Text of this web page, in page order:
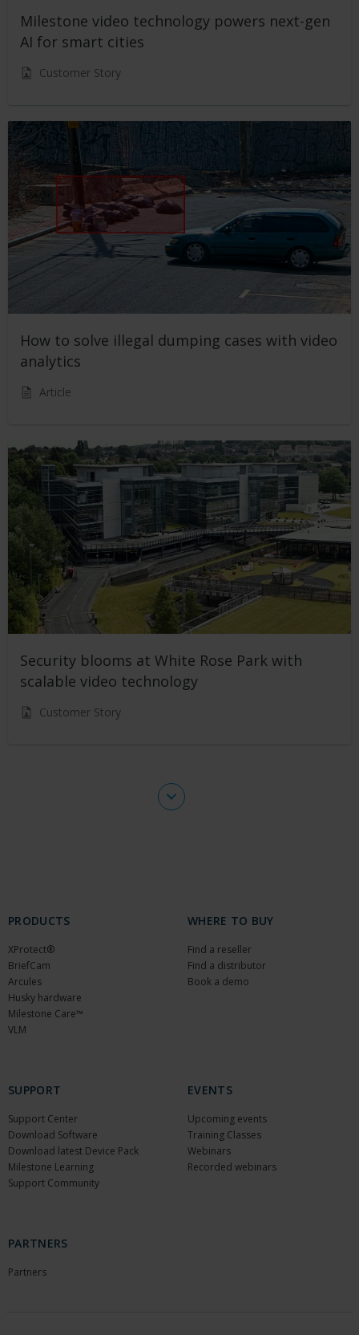
Milestone video technology powers next-gen
AI for smart cities
Customer Story
How to solve illegal dumping cases with video
analytics
Article
Security blooms at White Rose Park with
scalable video technology
Customer Story
PRODUCTS
XProtect®
BriefCam
Arcules
Husky hardware
Milestone Care™
VLM
WHERE TO BUY
Find a reseller
Find a distributor
Book a demo
SUPPORT
Support Center
Download Software
Download latest Device Pack
Milestone Learning
Support Community
EVENTS
Upcoming events
Training Classes
Webinars
Recorded webinars
PARTNERS
Partners